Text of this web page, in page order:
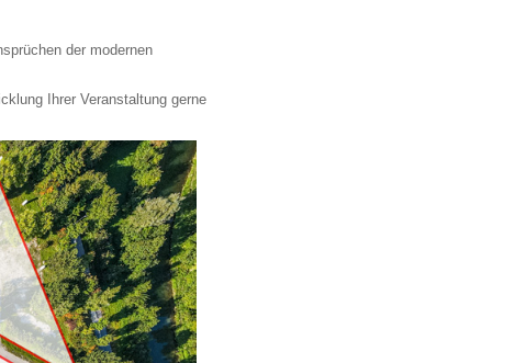
der modernen
Ihrer Veranstaltung gerne